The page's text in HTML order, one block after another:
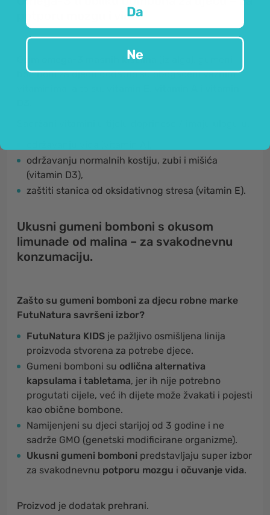
potporu mozgu i vidu.
omega-3 masnih kiselina
bomboni za djecu dodatno su obogaćeni važnim
održavanju normalnih kostiju, zubi i mišića
(vitamin D3),
zaštiti stanica od oksidativnog stresa (vitamin E).
Ukusni gumeni bomboni s okusom
limunade od malina – za svakodnevnu
konzumaciju.
Zašto su gumeni bomboni za djecu robne marke
FutuNatura savršeni izbor?
FutuNatura KIDS je pažljivo osmišljena linija
proizvoda stvorena za potrebe djece.
Gumeni bomboni su odlična alternativa
kapsulama i tabletama, jer ih nije potrebno
progutati cijele, već ih dijete može žvakati i pojesti
kao obične bombone.
Namijenjeni su djeci starijoj od 3 godine i ne
sadrže GMO (genetski modificirane organizme).
Ukusni gumeni bomboni predstavljaju super izbor
za svakodnevnu potporu mozgu i očuvanje vida.
Proizvod je dodatak prehrani.
Da
Ne